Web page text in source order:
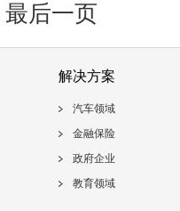
最后一页
解决方案
汽车领域
金融保险
政府企业
教育领域